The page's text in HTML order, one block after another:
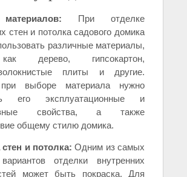
При отделке
стен и потолка садового домика
различные материалы,
дерево, гипсокартон,
плиты и другие.
выборе материала нужно
его эксплуатационные и
свойства, а также
общему стилю домика.
и потолка: Одним из самых
отделки внутренних
может быть покраска. Для